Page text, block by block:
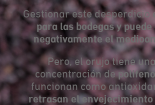
Gestionar este desperdicio
para las bodegas y
negativamente el
Pero, el orujo tiene
concentración de
funcionan como
retrasan el